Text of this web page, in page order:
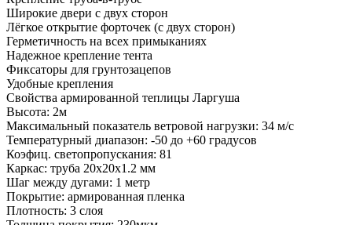
Широкие двери с двух сторон
Лёгкое открытие форточек (с двух сторон)
Герметичность на всех примыканиях
Надежное крепление тента
Фиксаторы для грунтозацепов
Удобные крепления
Свойства армированной теплицы Ларгуша
Высота: 2м
Максимальный показатель ветровой нагрузки: 34 м/с
Температурный диапазон: -50 до +60 градусов
Коэфиц. светопропускания: 81
Каркас: труба 20х20х1.2 мм
Шаг между дугами: 1 метр
Покрытие: армированная пленка
Плотность: 3 слоя